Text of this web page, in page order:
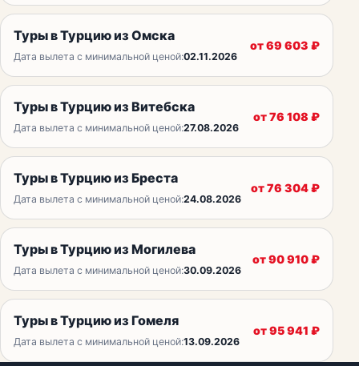
Туры в Турцию из Омска
Дата вылета с минимальной ценой:02.11.2026
от69 603 ₽
Туры в Турцию из Витебска
Дата вылета с минимальной ценой:27.08.2026
от76 108 ₽
Туры в Турцию из Бреста
Дата вылета с минимальной ценой:24.08.2026
от76 304₽
Туры в Турцию из Могилева
Дата вылета с минимальной ценой:30.09.2026
от90 910₽
Туры в Турцию из Гомеля
Дата вылета с минимальной ценой:13.09.2026
от95 941 ₽